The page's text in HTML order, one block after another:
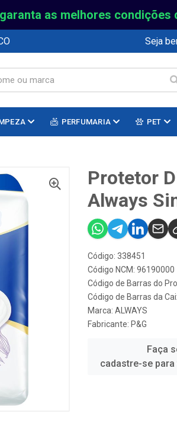
as melhores condições
Seja
PERFUMARIA PET
Protetor
Always
Código: 338451
Código NCM: 96190000
Código de Barras do
Código de Barras da
Marca: ALWAYS
Fabricante: P&G
Faça
cadastre-se